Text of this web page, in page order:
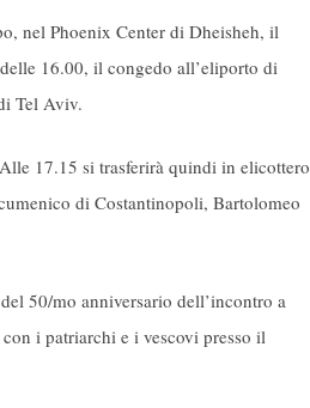
nel Phoenix Center di Dheisheh, il
16.00, il congedo all’eliporto di
Tel Aviv.
17.15 si trasferirà quindi in elicottero
di Costantinopoli, Bartolomeo
50/mo anniversario dell’incontro a
i patriarchi e i vescovi presso il